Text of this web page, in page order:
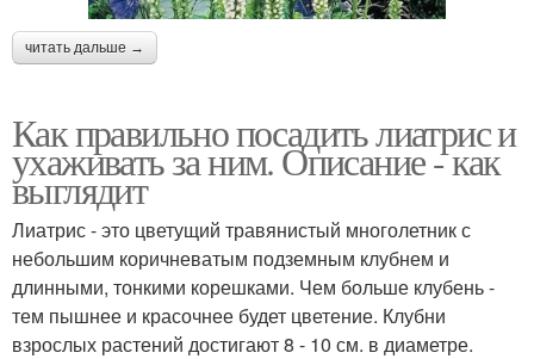
читать дальше →
Как правильно посадить лиатрис и
ухаживать за ним. Описание - как
выглядит
Лиатрис - это цветущий травянистый многолетник с
небольшим коричневатым подземным клубнем и
длинными, тонкими корешками. Чем больше клубень -
тем пышнее и красочнее будет цветение. Клубни
взрослых растений достигают 8 - 10 см. в диаметре.